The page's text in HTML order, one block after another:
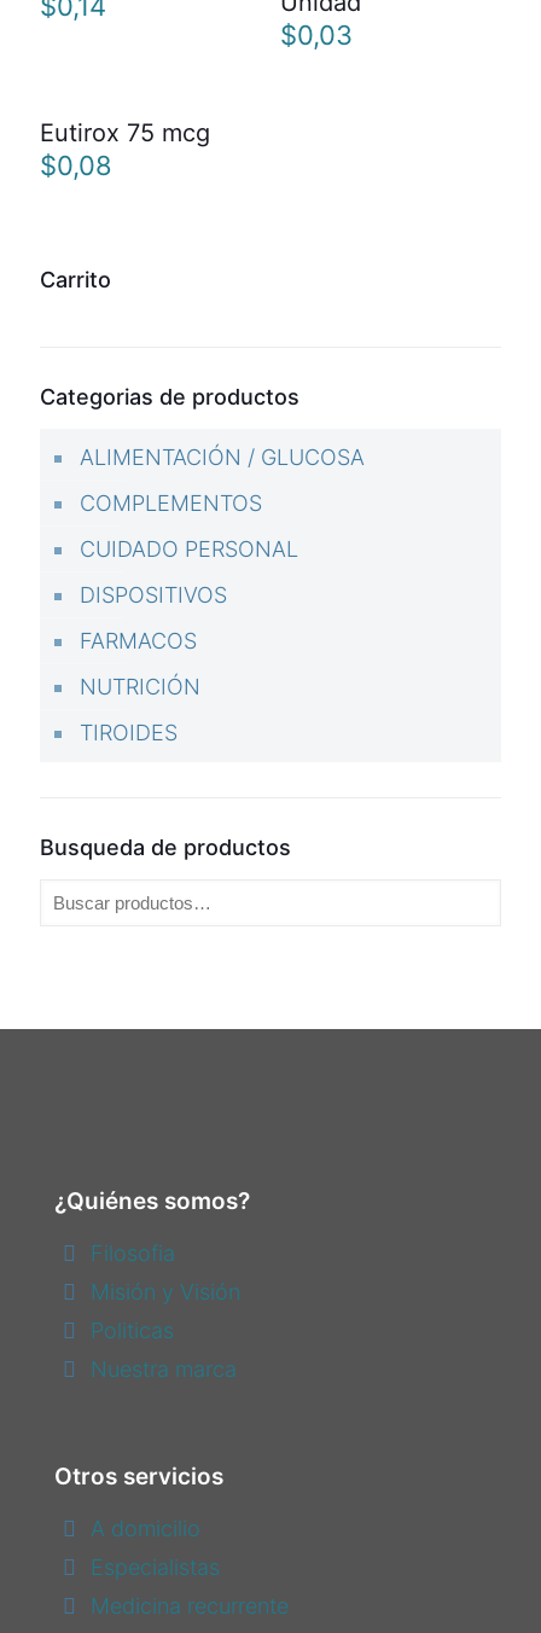
$0,03
Eutirox 75 mcg
$0,08
Carrito
Categorias de productos
ALIMENTACIÓN / GLUCOSA
COMPLEMENTOS
CUIDADO PERSONAL
DISPOSITIVOS
FARMACOS
NUTRICIÓN
TIROIDES
Busqueda de productos
¿Quiénes somos?
Filosofia
Misión y Visión
Politicas
Nuestra marca
Otros servicios
A domicilio
Especialistas
Medicina recurrente